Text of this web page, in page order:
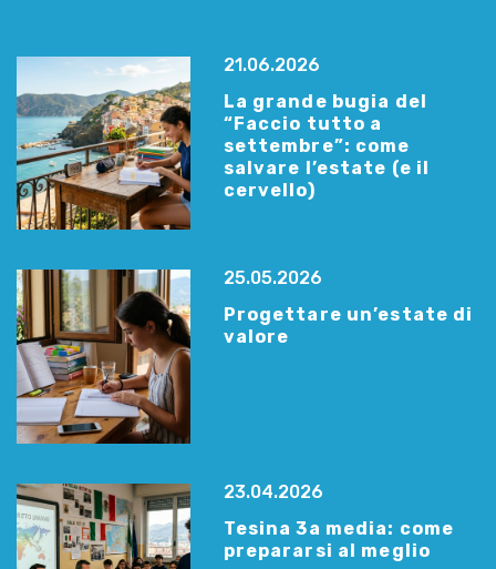
21.06.2026
La grande bugia del
“Faccio tutto a
settembre”: come
salvare l’estate (e il
cervello)
25.05.2026
Progettare un’estate di
valore
23.04.2026
Tesina 3a media: come
prepararsi al meglio